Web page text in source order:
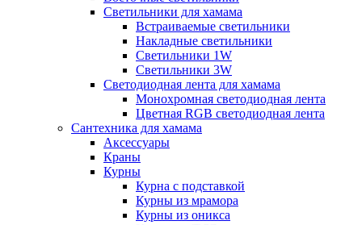
Светильники для хамама
Встраиваемые светильники
Накладные светильники
Светильники 1W
Светильники 3W
Светодиодная лента для хамама
Монохромная светодиодная лента
Цветная RGB светодиодная лента
Сантехника для хамама
Аксессуары
Краны
Курны
Курна с подставкой
Курны из мрамора
Курны из оникса